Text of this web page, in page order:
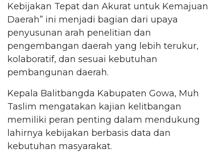
Kebijakan Tepat dan Akurat untuk Kemajuan
Daerah” ini menjadi bagian dari upaya
penyusunan arah penelitian dan
pengembangan daerah yang lebih terukur,
kolaboratif, dan sesuai kebutuhan
pembangunan daerah.
Kepala Balitbangda Kabupaten Gowa, Muh
Taslim mengatakan kajian kelitbangan
memiliki peran penting dalam mendukung
lahirnya kebijakan berbasis data dan
kebutuhan masyarakat.